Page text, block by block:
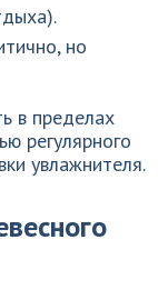
но
в пределах
регулярного
увлажнителя.